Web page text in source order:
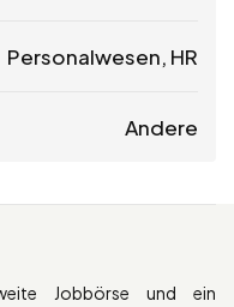
Personalwesen, HR
Andere
Jobbörse und ein